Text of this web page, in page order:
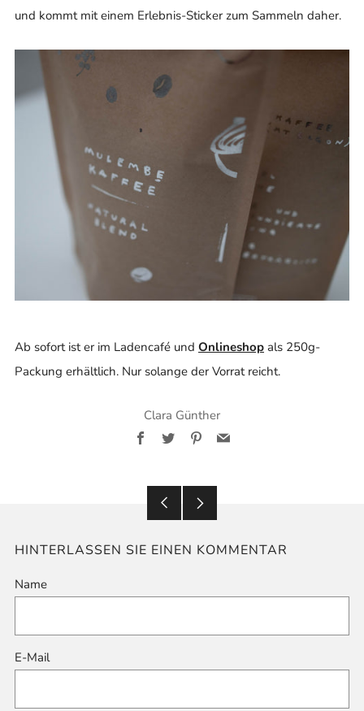
und kommt mit einem Erlebnis-Sticker zum Sammeln daher.
Ab sofort ist er im Ladencafé und Onlineshop als 250g-
Packung erhältlich. Nur solange der Vorrat reicht.
Clara Günther
Facebook
TwitterPinterest
Email
Älterer
HINTERLASSEN SIE EINEN KOMMENTAR
Name
E-Mail